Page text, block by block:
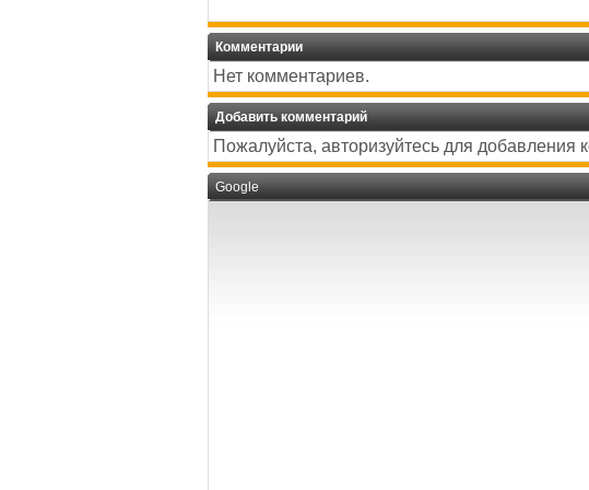
Комментарии
Нет комментариев.
Добавить комментарий
Пожалуйста, авторизуйтесь для добавления
Google